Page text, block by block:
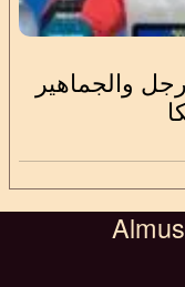
والجماهير